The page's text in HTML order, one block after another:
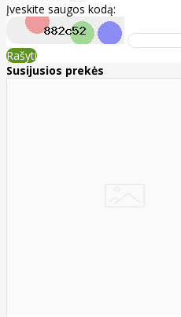
Įveskite saugos kodą:
Rašyti
Susijusios prekės